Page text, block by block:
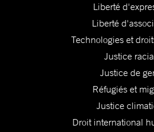
Liberté
Liberté
Technologies et
Justice
Justice de
Réfugiés et
Justice
Droit international